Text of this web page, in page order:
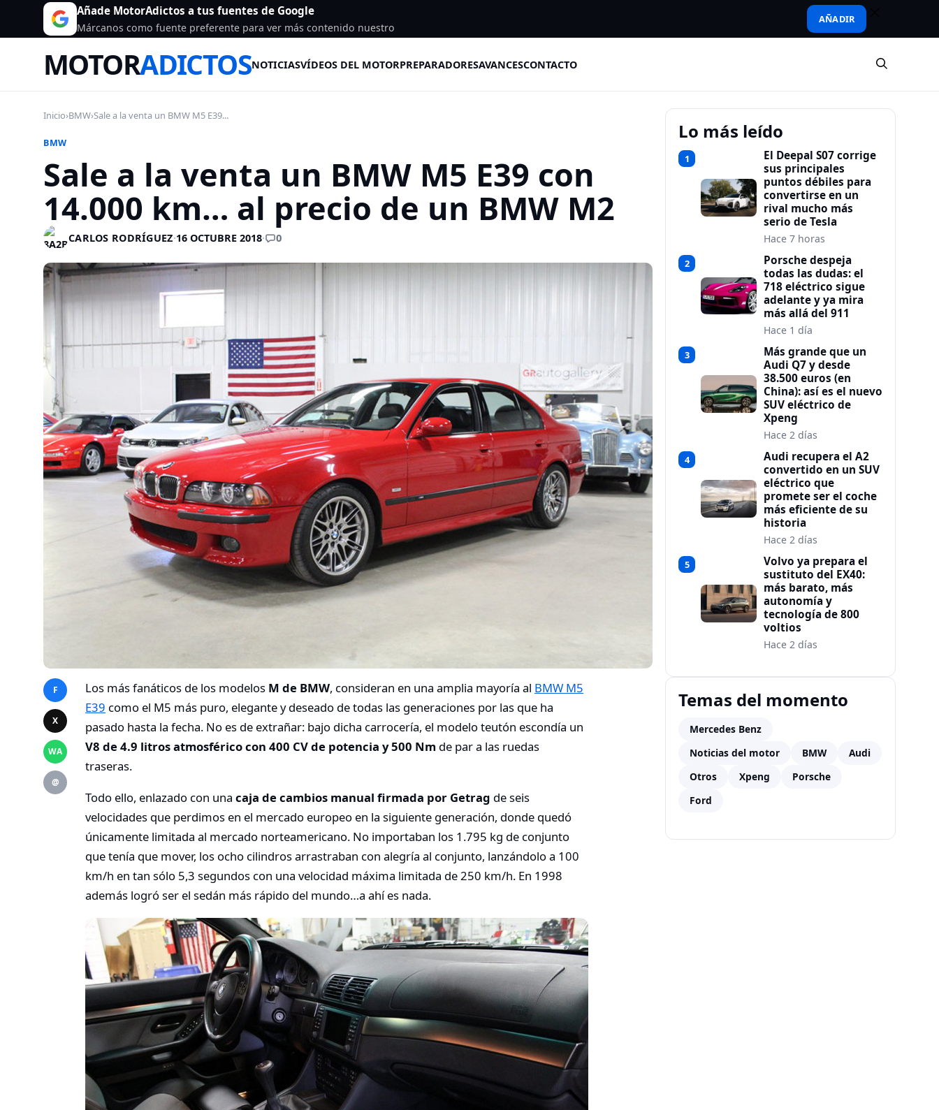
Añade MotorAdictos a tus fuentes de Google
Márcanos como fuente preferente para ver más contenido nuestro
AÑADIR
MOTORADICTOSNOTICIASVÍDEOS DEL MOTORPREPARADORESAVANCESCONTACTO
Inicio›BMW›Sale a la venta un BMW M5 E39...
BMW
Sale a la venta un BMW M5 E39 con
14.000 km… al precio de un BMW M2
CARLOS RODRÍGUEZ·16 OCTUBRE 2018· 0
F
X
WA
@
Los más fanáticos de los modelos M de BMW, consideran en una amplia mayoría al BMW M5
E39 como el M5 más puro, elegante y deseado de todas las generaciones por las que ha
pasado hasta la fecha. No es de extrañar: bajo dicha carrocería, el modelo teutón escondía un
V8 de 4.9 litros atmosférico con 400 CV de potencia y 500 Nm de par a las ruedas
traseras.
Todo ello, enlazado con una caja de cambios manual firmada por Getrag de seis
velocidades que perdimos en el mercado europeo en la siguiente generación, donde quedó
únicamente limitada al mercado norteamericano. No importaban los 1.795 kg de conjunto
que tenía que mover, los ocho cilindros arrastraban con alegría al conjunto, lanzándolo a 100
km/h en tan sólo 5,3 segundos con una velocidad máxima limitada de 250 km/h. En 1998
además logró ser el sedán más rápido del mundo…a ahí es nada.
Lo más leído
1
El Deepal S07 corrige
sus principales
puntos débiles para
convertirse en un
rival mucho más
serio de Tesla
Hace 7 horas
2
Porsche despeja
todas las dudas: el
718 eléctrico sigue
adelante y ya mira
más allá del 911
Hace 1 día
3
Más grande que un
Audi Q7 y desde
38.500 euros (en
China): así es el nuevo
SUV eléctrico de
Xpeng
Hace 2 días
4
Audi recupera el A2
convertido en un SUV
eléctrico que
promete ser el coche
más eficiente de su
historia
Hace 2 días
5
Volvo ya prepara el
sustituto del EX40:
más barato, más
autonomía y
tecnología de 800
voltios
Hace 2 días
Temas del momento
Mercedes Benz
Noticias del motor
BMW
Audi
Otros
Xpeng
Porsche
Ford